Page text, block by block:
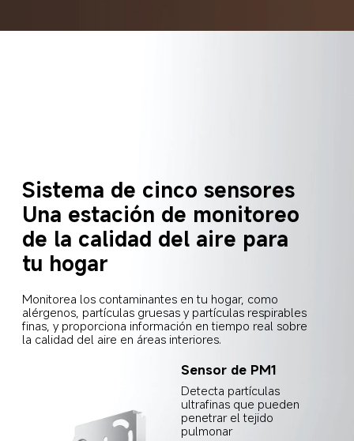
Sistema de cinco sensores
Una estación de monitoreo
de la calidad del aire para
tu hogar
Monitorea los contaminantes en tu hogar, como
alérgenos, partículas gruesas y partículas respirables
finas, y proporciona información en tiempo real sobre
la calidad del aire en áreas interiores.
Sensor de PM1
Detecta partículas
ultrafinas que pueden
penetrar el tejido
pulmonar